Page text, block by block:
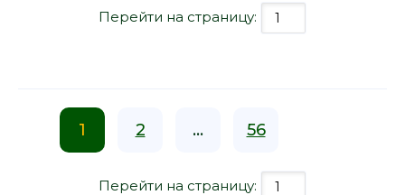
Перейти на страницу:
1 2 ... 56
Перейти на страницу: